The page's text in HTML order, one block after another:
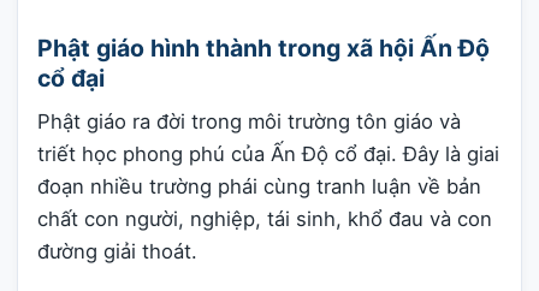
Phật giáo hình thành trong xã hội Ấn Độ
cổ đại
Phật giáo ra đời trong môi trường tôn giáo và
triết học phong phú của Ấn Độ cổ đại. Đây là giai
đoạn nhiều trường phái cùng tranh luận về bản
chất con người, nghiệp, tái sinh, khổ đau và con
đường giải thoát.